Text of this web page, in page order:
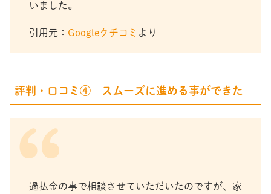
いました。
引用元： Googleクチコミ より
評判・口コミ④ スムーズに進める事ができた
過払金の事で相談させていただいたのですが、家